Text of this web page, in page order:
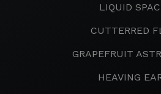
LIQUID
CUTTERRED
GRAPEFRUIT
HEAVING